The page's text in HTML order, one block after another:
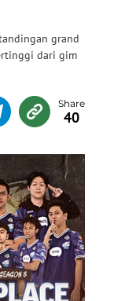
grand
dari gim
40